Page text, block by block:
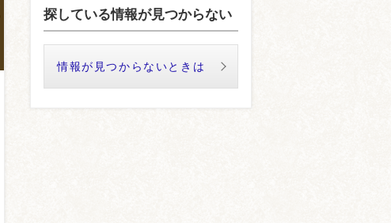
探している情報が見つからない
情報が見つからないときは